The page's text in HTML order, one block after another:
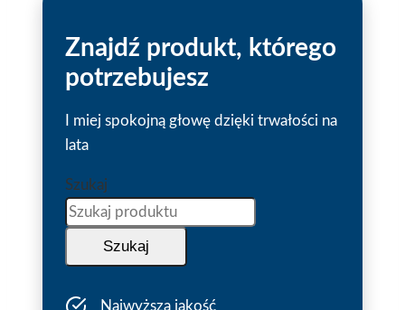
Znajdź produkt, którego
potrzebujesz
I miej spokojną głowę dzięki trwałości na
lata
Szukaj
Szukaj
Najwyższa jakość